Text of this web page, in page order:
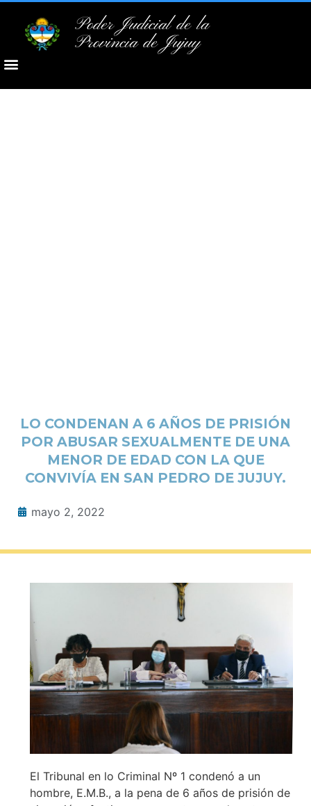
Poder Judicial de la
Provincia de Jujuy
LO CONDENAN A 6 AÑOS DE PRISIÓN
POR ABUSAR SEXUALMENTE DE UNA
MENOR DE EDAD CON LA QUE
CONVIVÍA EN SAN PEDRO DE JUJUY.
mayo 2, 2022
El Tribunal en lo Criminal Nº 1 condenó a un
hombre, E.M.B., a la pena de 6 años de prisión de